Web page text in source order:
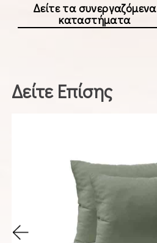
Δείτε τα συνεργαζόμενα
καταστήματα
Δείτε Επίσης